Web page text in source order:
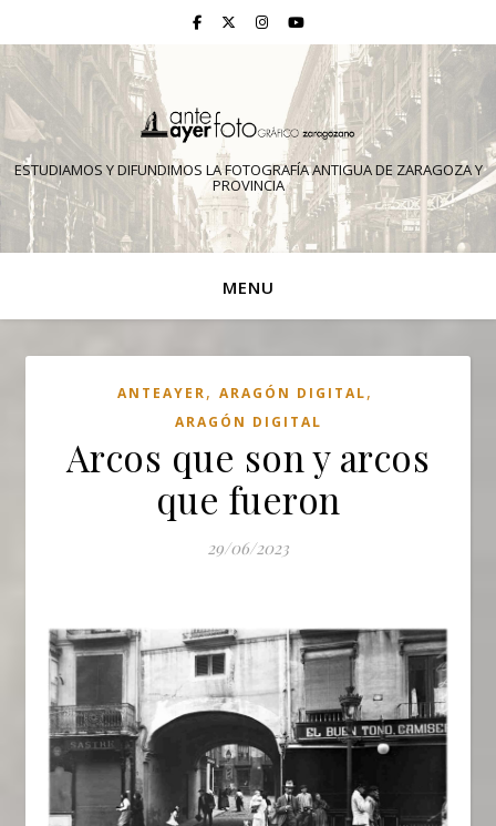
ESTUDIAMOS Y DIFUNDIMOS LA FOTOGRAFÍA ANTIGUA DE ZARAGOZA Y
PROVINCIA
MENU
ANTEAYER, ARAGÓN DIGITAL,
ARAGÓN DIGITAL
Arcos que son y arcos
que fueron
29/06/2023